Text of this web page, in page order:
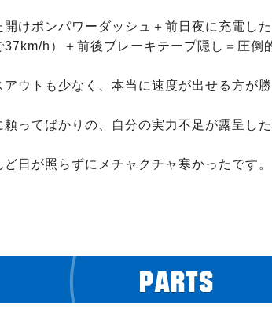
開けポンパワーダッシュ＋前日夜に充電し
h）＋前後ブレーキテープ隠し＝圧倒
ウトも少なく、本当に速度が出せる方が
ってばかりの、自分の実力不足が露呈した
日が照らずにメチャクチャ寒かったです。